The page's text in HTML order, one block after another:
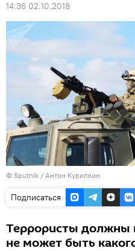
14:36 02.10.2018
© Sputnik / Антон Курилкин
Подписаться
Террористы должны
не может быть